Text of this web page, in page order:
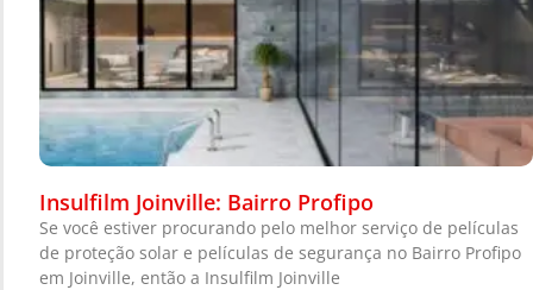
Insulfilm Joinville: Bairro Profipo
Se você estiver procurando pelo melhor serviço de películas
de proteção solar e películas de segurança no Bairro Profipo
em Joinville, então a Insulfilm Joinville